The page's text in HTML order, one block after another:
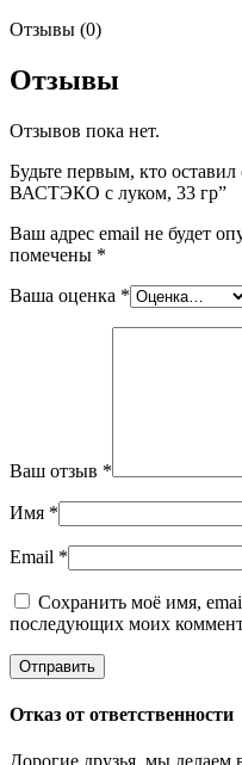
Отзывы (0)
Отзывы
Отзывов пока нет.
Будьте первым, кто
ВАСТЭКО с луком, 33 гр”
Ваш адрес email не будет
помечены *
Ваша оценка *
Ваш отзыв *
Имя *
Email *
Сохранить моё имя,
последующих моих
Отказ от ответственности